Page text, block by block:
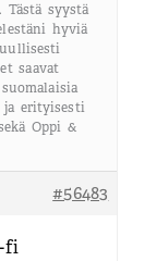
syystä
hyviä
saavat
ja erityisesti
Oppi &
#56483
fi